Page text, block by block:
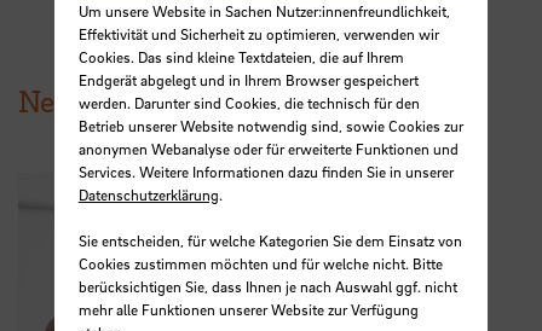
News aus der HSB
Um unsere Website in Sachen Nutzer:innenfreundlichkeit,
Effektivität und Sicherheit zu optimieren, verwenden wir
Cookies. Das sind kleine Textdateien, die auf Ihrem
Endgerät abgelegt und in Ihrem Browser gespeichert
werden. Darunter sind Cookies, die technisch für den
Betrieb unserer Website notwendig sind, sowie Cookies zur
anonymen Webanalyse oder für erweiterte Funktionen und
Services. Weitere Informationen dazu finden Sie in unserer
Datenschutzerklärung.
Sie entscheiden, für welche Kategorien Sie dem Einsatz von
Cookies zustimmen möchten und für welche nicht. Bitte
berücksichtigen Sie, dass Ihnen je nach Auswahl ggf. nicht
mehr alle Funktionen unserer Website zur Verfügung